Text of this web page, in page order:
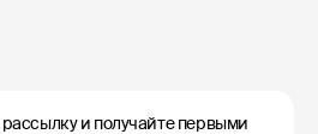
и получайте первыми